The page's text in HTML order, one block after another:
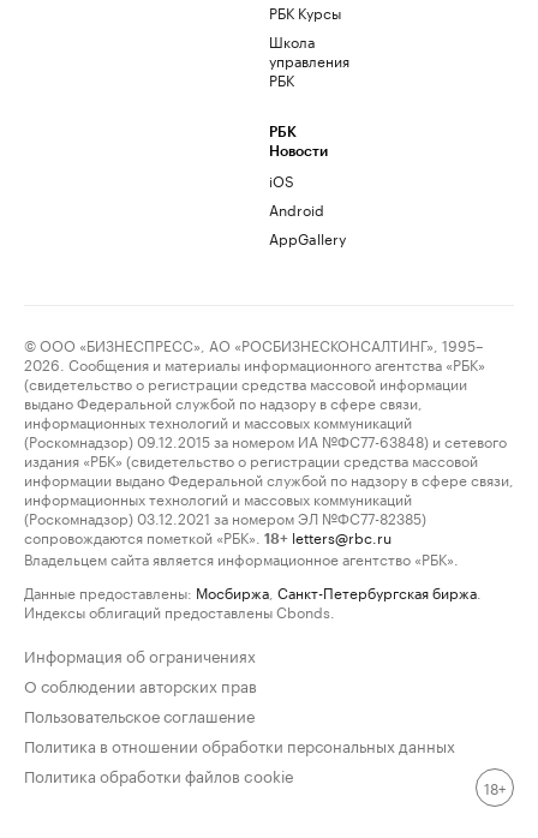
РБК Курсы
Школа
управления
РБК
РБК
Новости
iOS
Android
AppGallery
© ООО «БИЗНЕСПРЕСС», АО «РОСБИЗНЕСКОНСАЛТИНГ», 1995–
2026. Сообщения и материалы информационного агентства «РБК»
(свидетельство о регистрации средства массовой информации
выдано Федеральной службой по надзору в сфере связи,
информационных технологий и массовых коммуникаций
(Роскомнадзор) 09.12.2015 за номером ИА №ФС77-63848) и сетевого
издания «РБК» (свидетельство о регистрации средства массовой
информации выдано Федеральной службой по надзору в сфере связи,
информационных технологий и массовых коммуникаций
(Роскомнадзор) 03.12.2021 за номером ЭЛ №ФС77-82385)
сопровождаются пометкой «РБК».
18+ letters@rbc.ru
Владельцем сайта является информационное агентство «РБК».
Данные предоставлены: Мосбиржа Санкт-Петербургская биржа
Индексы облигаций предоставлены Cbonds.
Информация об ограничениях
О соблюдении авторских прав
Пользовательское соглашение
Политика в отношении обработки персональных данных
Политика обработки файлов cookie
18+